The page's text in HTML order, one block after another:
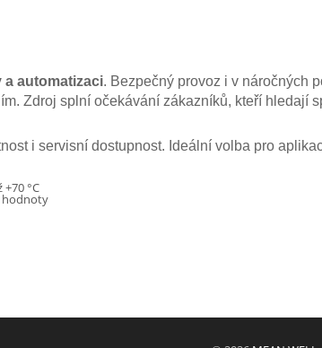
automatizaci. Bezpečný provoz i v náročných
Zdroj splní očekávání zákazníků, kteří hledají
i servisní dostupnost. Ideální volba pro
°C
hodnoty